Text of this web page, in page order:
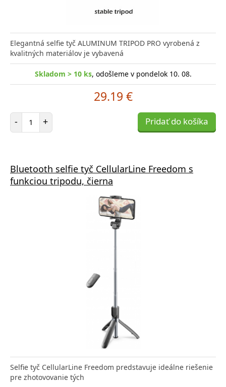
Elegantná selfie tyč ALUMINUM TRIPOD PRO vyrobená z
kvalitných materiálov je vybavená
Skladom > 10 ks, odošleme v pondelok 10. 08.
29.19 €
- Počet položiek
+ Pridať do košíka
Bluetooth selfie tyč CellularLine Freedom s
funkciou tripodu, čierna
Selfie tyč CellularLine Freedom predstavuje ideálne riešenie
pre zhotovovanie tých